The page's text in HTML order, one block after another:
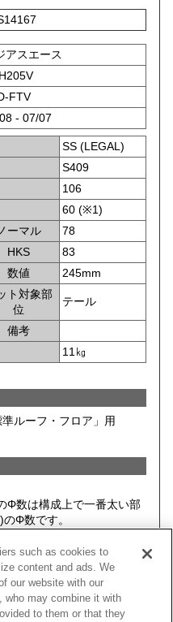
アスエース
FTV
- 07/07
SS (LEGAL)
S409
106
60 (※1)
ーマル
78
HKS
83
数値
245mm
ト対象部
位
テール
備考
11㎏
ルーフ・フロア」用
Φ数は構成上で一番太い部
Φ数です。
、 HKSマフラー(キットに
クリアランスがもっとも
そのため、車両そのものの
ます。
ンション車両のものを記載
such as cookies to
content and ads. We
our website with our
who may combine it with
to them or that they